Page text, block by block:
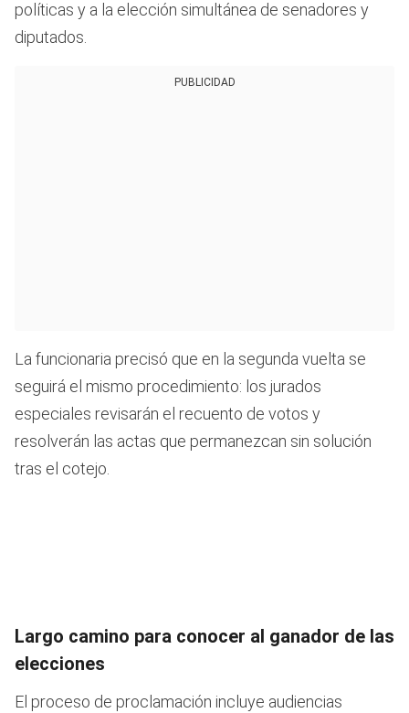
políticas y a la elección simultánea de senadores y
diputados.
PUBLICIDAD
La funcionaria precisó que en la segunda vuelta se
seguirá el mismo procedimiento: los jurados
especiales revisarán el recuento de votos y
resolverán las actas que permanezcan sin solución
tras el cotejo.
Largo camino para conocer al ganador de las
elecciones
El proceso de proclamación incluye audiencias